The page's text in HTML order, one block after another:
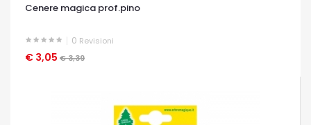
Cenere magica prof.pino
0 Revisioni
€ 3,05 € 3,39
OCCHIATA VELOCE